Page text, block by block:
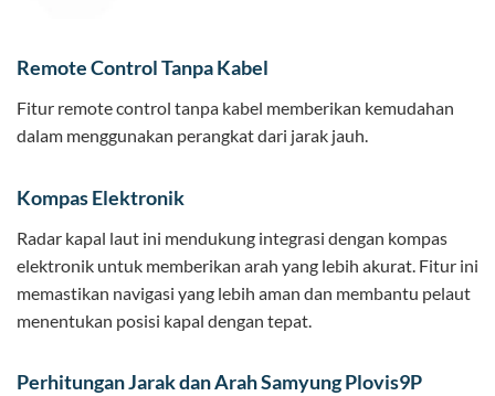
Remote Control Tanpa Kabel
Fitur remote control tanpa kabel memberikan kemudahan
dalam menggunakan perangkat dari jarak jauh.
Kompas Elektronik
Radar kapal laut ini mendukung integrasi dengan kompas
elektronik untuk memberikan arah yang lebih akurat. Fitur ini
memastikan navigasi yang lebih aman dan membantu pelaut
menentukan posisi kapal dengan tepat.
Perhitungan Jarak dan Arah Samyung Plovis9P